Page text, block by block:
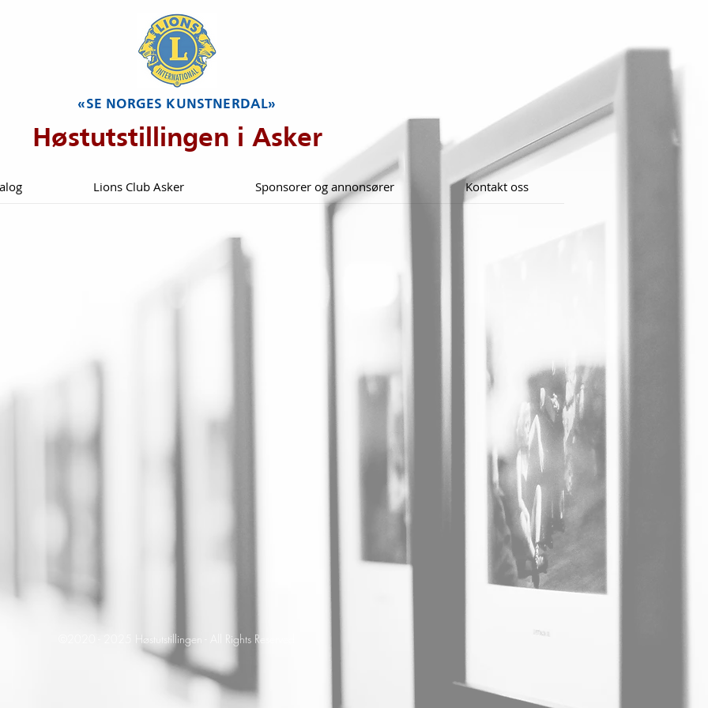
«SE NORGES KUNSTNERDAL»
Høstutstillingen i Asker
Lions Club Asker Sponsorer og annonsører Kontakt oss
©2020 - 2025 Høstutstillingen - All Rights Reserved